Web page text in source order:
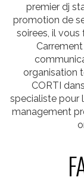
premier dj
promotion de
soirees, il vous
organisation
CORTI
specialiste pour
management